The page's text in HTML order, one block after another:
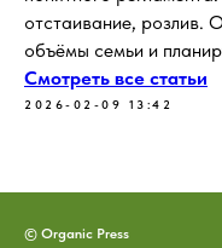
отстаивание, розлив.
объёмы семьи и
Смотреть все статьи
2026-02-09 13:42
© Organic Press